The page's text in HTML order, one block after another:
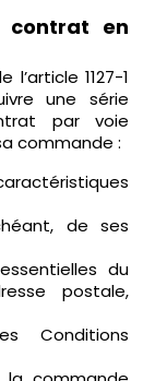
contrat en
1127-1
une série
par voie
commande :
de ses
du
postale,
Conditions